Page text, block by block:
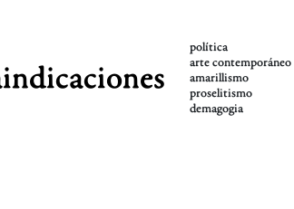
política
arte contemporáneo
amarillismo
proselitismo
demagogia